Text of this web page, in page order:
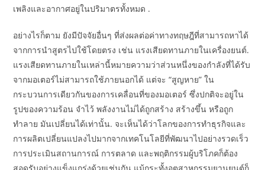
เพลิงและอากาศอยู่ในปริมาตรทั้งหมด .
อย่างไรก็ตาม ยังมีปัจจัยอื่นๆ ที่ส่งผลต่อค่าทางทฤษฎีที่สามารถหาได้
จากการนำสูตรไปใช้โดยตรง เช่น แรงเสียดทานภายในเครื่องยนต์.
แรงเสียดทานภายในเหล่านี้หมายความว่าส่วนหนึ่งของกำลังที่ได้รับ
จากมอเตอร์ไม่สามารถใช้ภายนอกได้ แต่จะ “สูญหาย” ใน
กระบวนการเดียวกันของการเคลื่อนที่ของมอเตอร์ ซึ่งปกติจะอยู่ใน
รูปของความร้อน จำไว้ พลังงานไม่ได้ถูกสร้าง สร้างขึ้น หรือถูก
ทำลาย มันเปลี่ยนได้เท่านั้น. จะเห็นได้ว่าโลกของการทำธุรกิจและ
การผลิตเปลี่ยนแปลงไปมากจากเทคโนโลยีที่พัฒนาไปอย่างรวดเร็ว
การประเมินสถานการณ์ การตลาด และพฤติกรรมผู้บริโภคก็ต้อง